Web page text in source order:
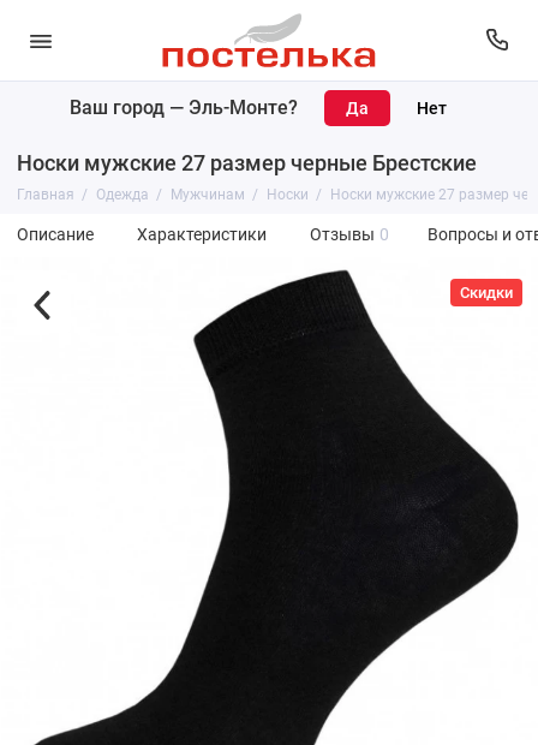
Ваш город — Эль-Монте?
Носки мужские 27 размер черные Брестские
Главная Одежда Мужчинам Носки Носки мужские 27 размер
Описание Характеристики Отзывы 0 Вопросы и
Скидки